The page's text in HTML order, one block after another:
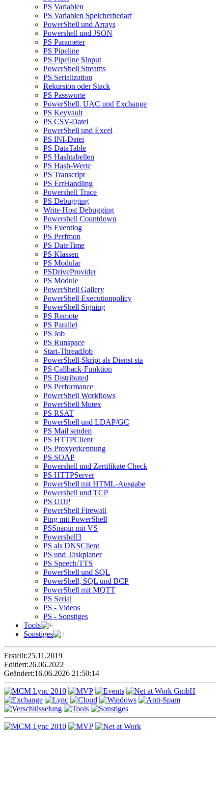
PS Variablen
PS Variablen Speicherbedarf
PowerShell und Arrays
Powershell und JSON
PS Parameter
PS Pipeline
PS Pipeline $Input
PowerShell Streams
PS Serialization
Rekursion oder Stack
PS Passworte
PowerShell, UAC und Exchange
PS Keyvault
PS CSV-Datei
PowerShell und Excel
PS INI-Datei
PS DataTable
PS Hashtabellen
PS Hash-Werte
PS Transcript
PS ErrHandling
Powershell Trace
PS Debugging
Write-Host Debugging
Powershell Countdown
PS Eventlog
PS Perfmon
PS DateTime
PS Klassen
PS Modular
PSDriveProvider
PS Module
PowerShell Gallery
PowerShell Executionpolicy
PowerShell Signing
PS Remote
PS Parallel
PS Job
PS Runspace
Start-ThreadJob
PowerShell-Skript als Dienst sta
PS Callback-Funktion
PS Distributed
PS Performance
PowerShell Workflows
PowerShell Mutex
PS RSAT
PowerShell und LDAP/GC
PS Mail senden
PS HTTPClient
PS Proxyerkennung
PS SOAP
Powershell und Zertifikate Check
PS HTTPServer
PowerShell mit HTML-Ausgabe
Powershell und TCP
PS UDP
PowerShell Firewall
Ping mit PowerShell
PSSnapin mit VS
Powershell3
PS als DNSClient
PS und Taskplaner
PS Speech/TTS
PowerShell und SQL
PowerShell, SQL und BCP
PowerShell mit MQTT
PS Serial
PS - Videos
PS - Sonstiges
Tools
Sonstiges
Erstellt:25.11.2019
Editiert:26.06.2022
Geändert:16.06.2026 21:50:14